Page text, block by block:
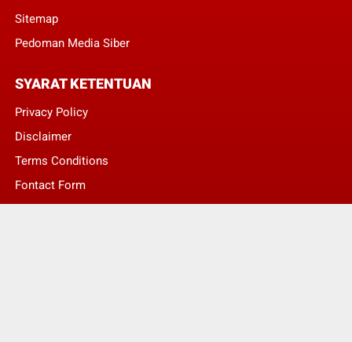
Sitemap
Pedoman Media Siber
SYARAT KETENTUAN
Privacy Policy
Disclaimer
Terms Conditions
Fontact Form